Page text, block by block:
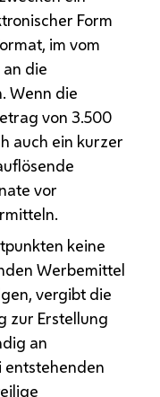
Form
im vom
die
Wenn die
von 3.500
auch ein kurzer
vor
keine
Werbemittel
vergibt die
zur Erstellung
an
entstehenden